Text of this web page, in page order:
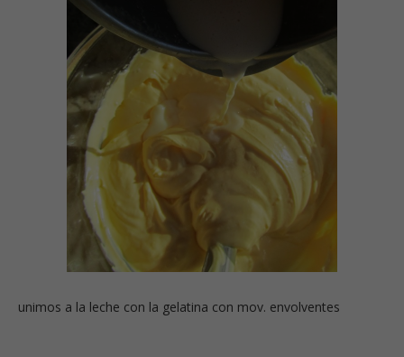
unimos a la leche con la gelatina con mov. envolventes